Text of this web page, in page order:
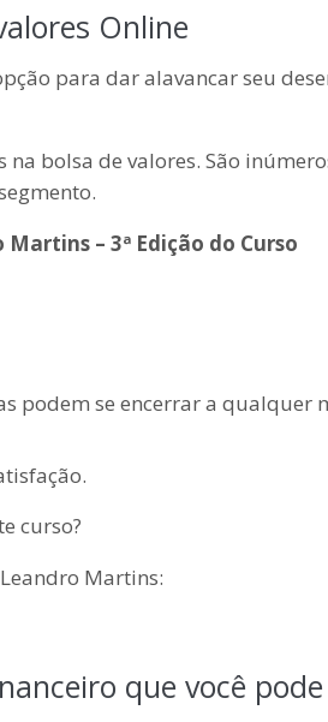
Online
para dar alavancar seu
bolsa de valores. São
– 3ª Edição do Curso
podem se encerrar a qualquer
curso?
Martins:
que você